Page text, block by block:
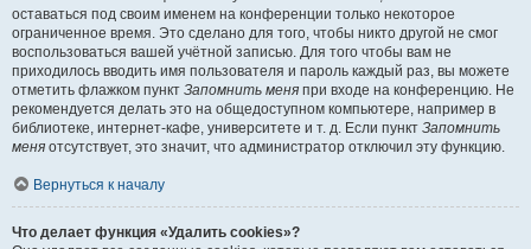
оставаться под своим именем на конференции только некоторое
ограниченное время. Это сделано для того, чтобы никто другой не смог
воспользоваться вашей учётной записью. Для того чтобы вам не
приходилось вводить имя пользователя и пароль каждый раз, вы можете
отметить флажком пункт Запомнить меня при входе на конференцию. Не
рекомендуется делать это на общедоступном компьютере, например в
библиотеке, интернет-кафе, университете и т. д. Если пункт Запомнить
меня отсутствует, это значит, что администратор отключил эту функцию.
Вернуться к началу
Что делает функция «Удалить cookies»?